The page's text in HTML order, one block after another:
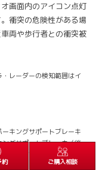
画面内のアイコン点灯
衝突の危険性がある場
両や歩行者との衝突被
レーダーの検知範囲はイ
キングサポートブレーキ
グサポートブレーキ（後
め、必ずバックモニター
約 ご購入相談